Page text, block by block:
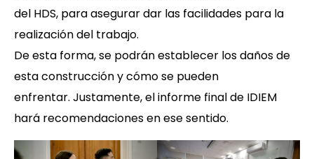
del HDS, para asegurar dar las facilidades para la
realización del trabajo.
De esta forma, se podrán establecer los daños de
esta construcción y cómo se pueden
enfrentar. Justamente, el informe final de IDIEM
hará recomendaciones en ese sentido.